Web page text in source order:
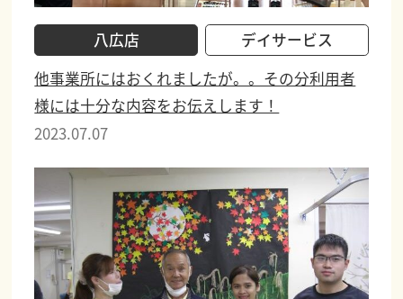
八広店
デイサービス
他事業所にはおくれましたが。。その分利用者
様には十分な内容をお伝えします！
2023.07.07